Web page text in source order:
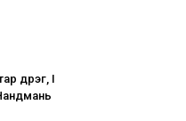
дүүрэг, I